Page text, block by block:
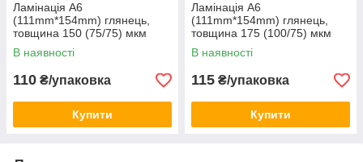
Ламінація А6
(111mm*154mm) глянець,
товщина 150 (75/75) мкм
В наявності
110 ₴/упаковка
Купити
Ламінація А6
(111mm*154mm) глянець,
товщина 175 (100/75) мкм
В наявності
115 ₴/упаковка
Купити